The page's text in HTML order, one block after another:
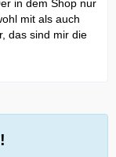
in dem Shop nur
mit als auch
das sind mir die